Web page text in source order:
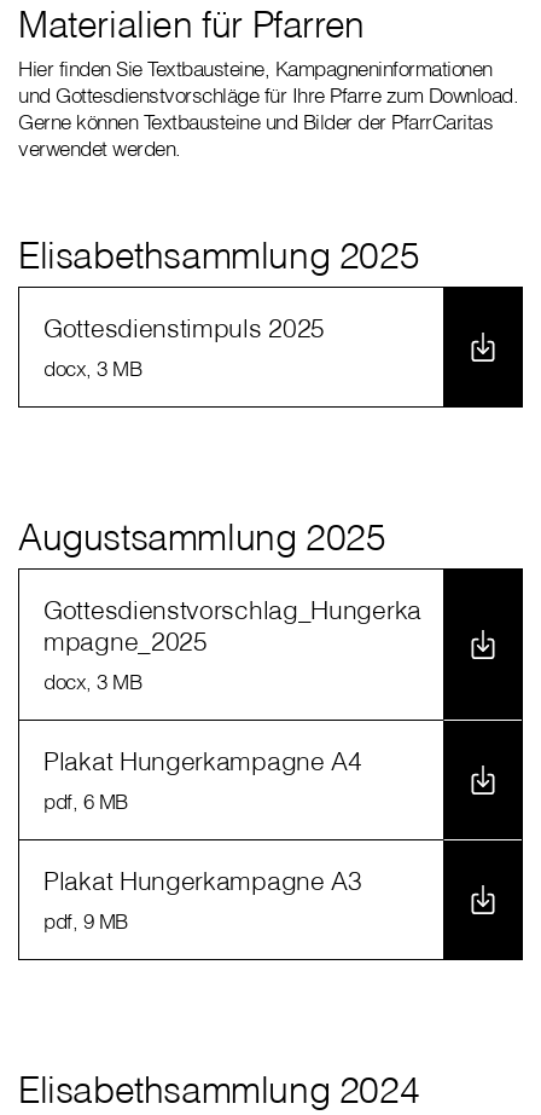
Materialien für Pfarren
Hier finden Sie Textbausteine, Kampagneninformationen
und Gottesdienstvorschläge für Ihre Pfarre zum Download.
Gerne können Textbausteine und Bilder der PfarrCaritas
verwendet werden.
Elisabethsammlung 2025
Gottesdienstimpuls 2025
docx, 3 MB
Augustsammlung 2025
Gottesdienstvorschlag_Hungerka
mpagne_2025
docx, 3 MB
Plakat Hungerkampagne A4
pdf, 6 MB
Plakat Hungerkampagne A3
pdf, 9 MB
Elisabethsammlung 2024